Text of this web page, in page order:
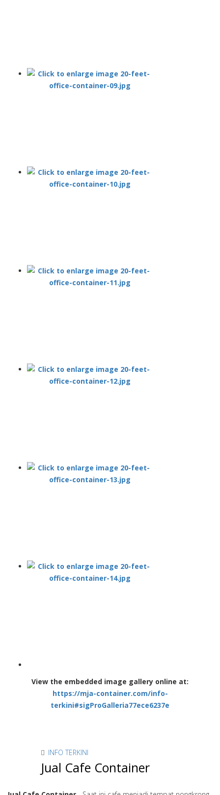
View the embedded image gallery online at:
https://mja-container.com/info-
terkini#sigProGalleria77ece6237e
INFO TERKINI
Jual Cafe Container